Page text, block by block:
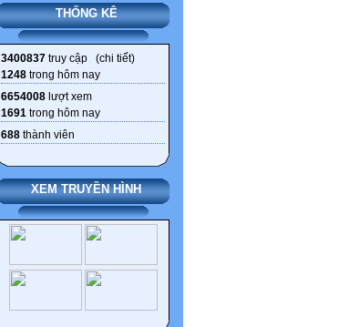
THỐNG KÊ
3400837 truy cập (chi tiết)
1248 trong hôm nay
6654008 lượt xem
1691 trong hôm nay
688 thành viên
XEM TRUYỀN HÌNH